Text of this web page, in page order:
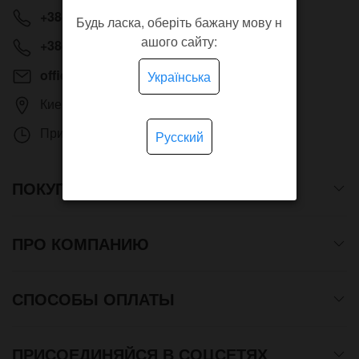
+38(063)320-99-23
+38(050)814-20-25
office@artstore.com.ua
Пн — Пт 11:00 – 20:00
ПОКУПАТЕЛЮ
ПРО КОМПАНИЮ
СПОСОБЫ ОПЛАТЫ
ПРИСОЕДИНЯЙСЯ В СОЦСЕТЯХ
Будь ласка, оберіть бажану мову н
ашого сайту:
Українська
Русский